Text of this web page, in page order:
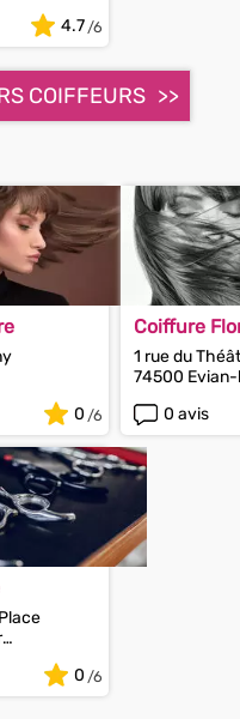
4.7
COIFFEURS
0
Coiffure
1 rue du
74500
0 avis
0